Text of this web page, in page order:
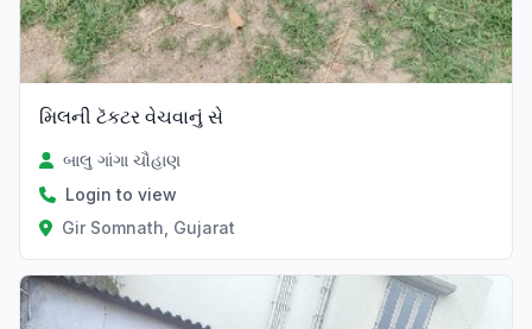
મિલની ટૅકટર વેચવાનું સે
બાલુ ગાંગા ચૌહાણ
Login to view
Gir Somnath, Gujarat